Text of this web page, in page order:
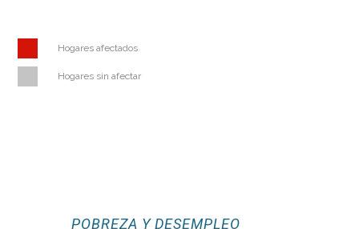
Hogares afectados
Hogares sin afectar
POBREZA Y DESEMPLEO